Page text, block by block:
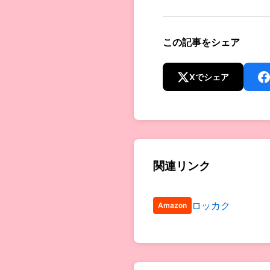
この記事をシェア
Xでシェア
関連リンク
Amazon ロッカク